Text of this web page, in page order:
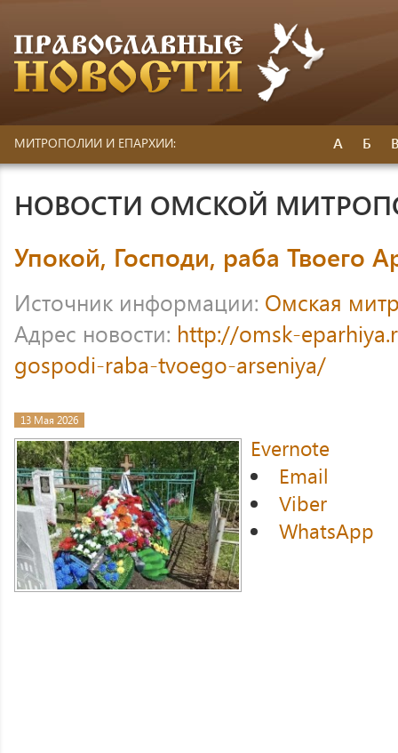
МИТРОПОЛИИ И ЕПАРХИИ: А Б
НОВОСТИ ОМСКОЙ
Упокой, Господи, раба Твоего
Источник информации: Омская
Адрес новости: http://omsk-
gospodi-raba-tvoego-arseniya/
13 Мая 2026
Evernote
Email
Viber
WhatsApp